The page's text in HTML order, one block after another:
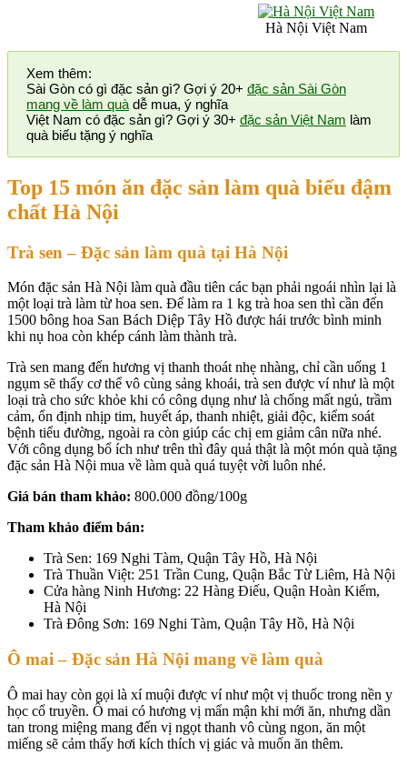
Hà Nội Việt Nam
Xem thêm:
Sài Gòn có gì đặc sản gì? Gợi ý 20+ đặc sản Sài Gòn
mang về làm quà dễ mua, ý nghĩa
Việt Nam có đặc sản gì? Gợi ý 30+ đặc sản Việt Nam làm
quà biếu tặng ý nghĩa
Top 15 món ăn đặc sản làm quà biếu đậm
chất Hà Nội
Trà sen – Đặc sản làm quà tại Hà Nội
Món đặc sản Hà Nội làm quà đầu tiên các bạn phải ngoái nhìn lại là
một loại trà làm từ hoa sen. Để làm ra 1 kg trà hoa sen thì cần đến
1500 bông hoa San Bách Diệp Tây Hồ được hái trước bình minh
khi nụ hoa còn khép cánh làm thành trà.
Trà sen mang đến hương vị thanh thoát nhẹ nhàng, chỉ cần uống 1
ngụm sẽ thấy cơ thể vô cùng sảng khoái, trà sen được ví như là một
loại trà cho sức khỏe khi có công dụng như là chống mất ngủ, trầm
cảm, ổn định nhịp tim, huyết áp, thanh nhiệt, giải độc, kiểm soát
bệnh tiểu đường, ngoài ra còn giúp các chị em giảm cân nữa nhé.
Với công dụng bổ ích như trên thì đây quả thật là một món quà tặng
đặc sản Hà Nội mua về làm quà quá tuyệt vời luôn nhé.
Giá bán tham khảo: 800.000 đồng/100g
Tham khảo điểm bán:
Trà Sen: 169 Nghi Tàm, Quận Tây Hồ, Hà Nội
Trà Thuần Việt: 251 Trần Cung, Quận Bắc Từ Liêm, Hà Nội
Cửa hàng Ninh Hương: 22 Hàng Điếu, Quận Hoàn Kiếm,
Hà Nội
Trà Đông Sơn: 169 Nghi Tàm, Quận Tây Hồ, Hà Nội
Ô mai – Đặc sản Hà Nội mang về làm quà
Ô mai hay còn gọi là xí muội được ví như một vị thuốc trong nền y
học cổ truyền. Ô mai có hương vị mẩn mận khi mới ăn, nhưng dần
tan trong miệng mang đến vị ngọt thanh vô cùng ngon, ăn một
miếng sẽ cảm thấy hơi kích thích vị giác và muốn ăn thêm.